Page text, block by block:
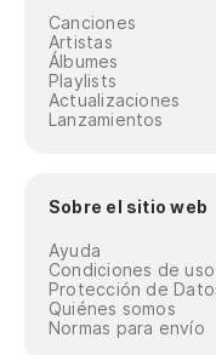
Canciones
Artistas
Álbumes
Playlists
Actualizaciones
Lanzamientos
Sobre el sitio web
Ayuda
Condiciones de
Protección de
Quiénes somos
Normas para envío